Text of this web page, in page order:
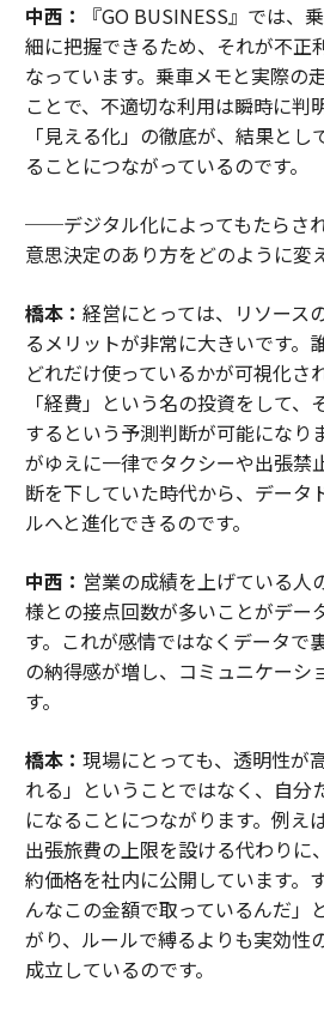
中西：
『GO BUSINESS』では、
細に把握できるため、それが不正
なっています。乗車メモと実際の
ことで、不適切な利用は瞬時に判
「見える化」の徹底が、結果と
ることにつながっているのです。
──デジタル化によってもたらさ
意思決定のあり方をどのように変
橋本： 経営にとっては、リソース
るメリットが非常に大きいです。
どれだけ使っているかが可視化さ
「経費」という名の投資をして
するという予測判断が可能になり
がゆえに一律でタクシーや出張禁
断を下していた時代から、データ
ルへと進化できるのです。
中西： 営業の成績を上げている人
様との接点回数が多いことがデー
す。これが感情ではなくデータで
の納得感が増し、コミュニケーシ
す。
橋本： 現場にとっても、透明性が
れる」ということではなく、自分
になることにつながります。例え
出張旅費の上限を設ける代わりに
約価格を社内に公開しています。
んなこの金額で取っているんだ」
がり、ルールで縛るよりも実効性
成立しているのです。